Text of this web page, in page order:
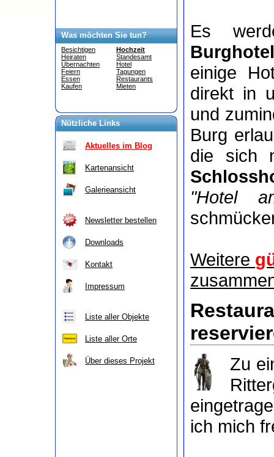
Was möchten Sie tun?
Besichtigen
Heiraten
Übernachten
Feiern
Essen
Kaufen
Hochzeit
Standesamt
Hotel
Tagungen
Restaurants
Mieten
Nützliche Links
Aktuelles im Blog
Kartenansicht
Galerieansicht
Newsletter bestellen
Downloads
Kontakt
Impressum
Liste aller Objekte
Liste aller Orte
Über dieses Projekt
Es
einige
direkt in
und
Burg
die sich
"Hotel
Weitere
Zu
ich mich